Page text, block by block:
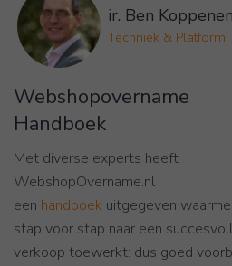
ir. Ben
Techniek & Platform
Webshopovername
Handboek
Met diverse experts heeft
WebshopOvername.nl
een handboek uitgegeven
stap voor stap naar een
verkoop toewerkt: dus goed